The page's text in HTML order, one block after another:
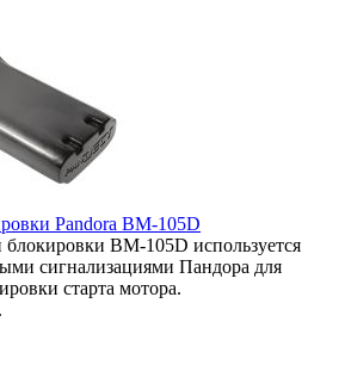
Pandora BM-105D
BM-105D используется
сигнализациями Пандора для
старта мотора.